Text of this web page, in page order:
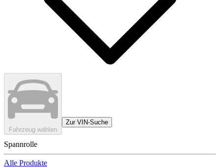
Fahrzeug wählen
Zur VIN-Suche
Spannrolle
Alle Produkte